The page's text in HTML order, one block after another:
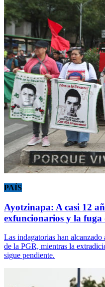
PAÍS
Ayotzinapa: A casi 12
exfuncionarios y la fuga
Las indagatorias han
de la PGR, mientras la
sigue pendiente.